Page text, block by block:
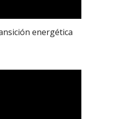
energética